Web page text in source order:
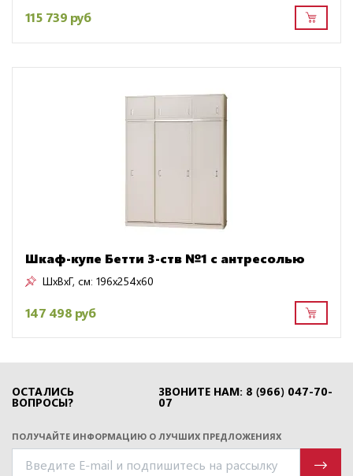
115 739 руб
Шкаф-купе Бетти 3-ств №1 с антресолью
ШxВxГ, см: 196x254x60
147 498 руб
ОСТАЛИСЬ
ВОПРОСЫ?
ЗВОНИТЕ НАМ: 8 (966) 047-70-
07
ПОЛУЧАЙТЕ ИНФОРМАЦИЮ О ЛУЧШИХ ПРЕДЛОЖЕНИЯХ